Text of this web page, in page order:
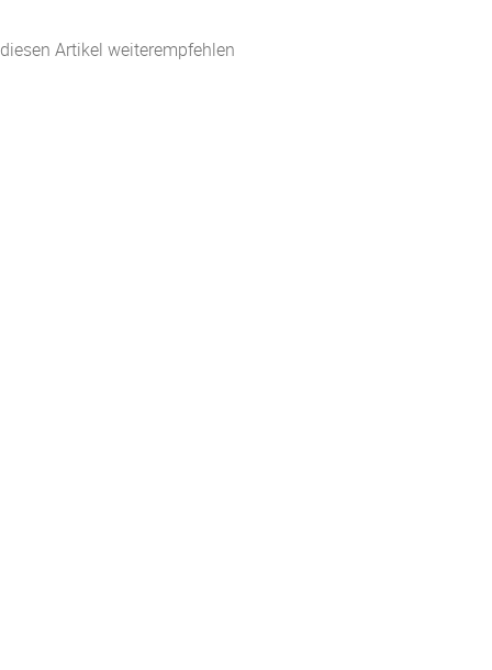
diesen Artikel weiterempfehlen